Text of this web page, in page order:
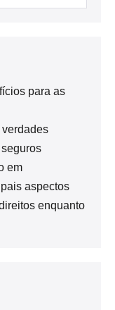
para as
em
aspectos
enquanto